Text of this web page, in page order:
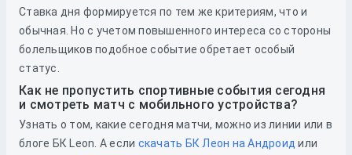
Ставка дня формируется по тем же критериям, что и
обычная. Но с учетом повышенного интереса со стороны
болельщиков подобное событие обретает особый
статус.
Как не пропустить спортивные события сегодня
и смотреть матч с мобильного устройства?
Узнать о том, какие сегодня матчи, можно из линии или в
блоге БК Leon. А если скачать БК Леон на Андроид или